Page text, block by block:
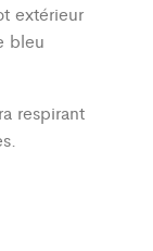
extérieur
bleu
respirant